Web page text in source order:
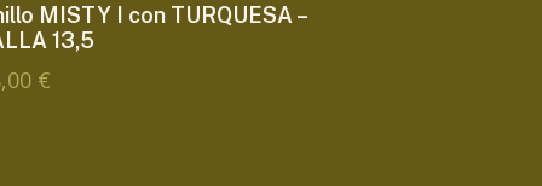
MISTY I con TURQUESA –
13,5
€